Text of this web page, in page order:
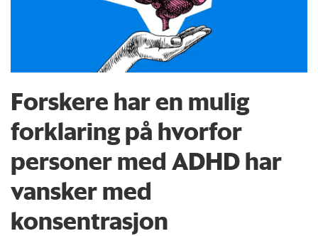
Forskere har en mulig
forklaring på hvorfor
personer med ADHD har
vansker med
konsentrasjon